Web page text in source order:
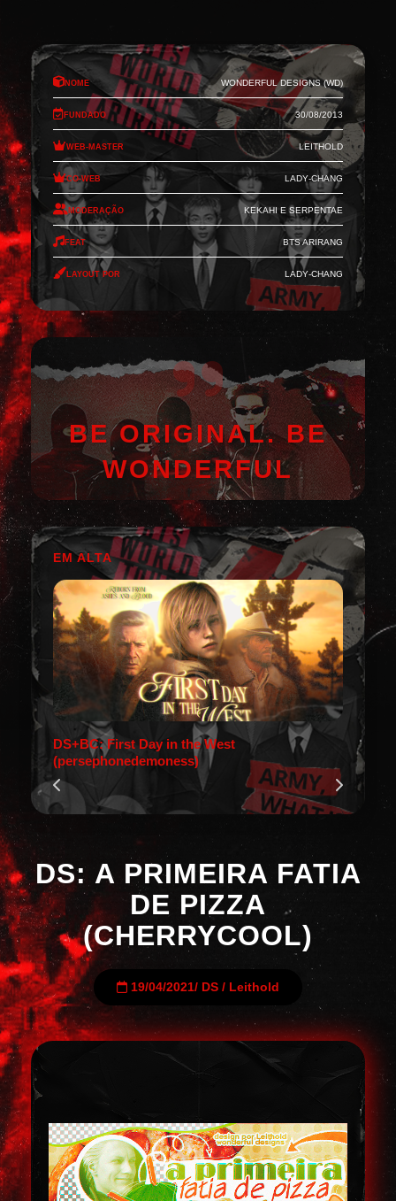
Nome Wonderful Designs (WD)
Fundado 30/08/2013
Web-Master Leithold
Co-Web Lady-Chang
Moderação Kekahi e Serpentae
Feat BTS Arirang
Layout por Lady-Chang
BE ORIGINAL. BE
WONDERFUL
EM ALTA
DS+BC: First Day in the West
(persephonedemoness)
DS: A PRIMEIRA FATIA
DE PIZZA
(CHERRYCOOL)
19/04/2021/ DS / Leithold